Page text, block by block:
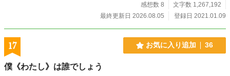
youtube.com/watch?v=8hEfRp8JWwE 番外編『帰宅部活動
KZypuc0R34 イラスト：tojo様（@tojonatori）
感想数 8
文字数 1,267,192
最終更新日 2026.08.05
登録日 2021.01.09
17 お気に入り追加 36
僕《わたし》は誰でしょう